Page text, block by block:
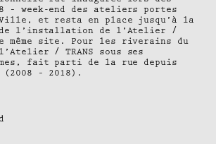
– week-end des ateliers portes
et resta en place jusqu’à la
l’installation de l’Atelier /
même site. Pour les riverains du
/ TRANS sous ses
fait parti de la rue depuis
– 2018).